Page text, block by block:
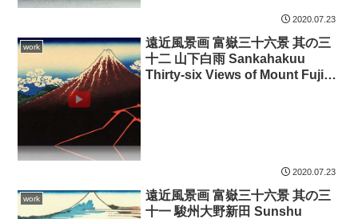
2020.07.23
work
遠近風景画 富嶽三十六景 其の三
十二 山下白雨 Sankahakuu
Thirty-six Views of Mount Fuji
2020.07.23
work
遠近風景画 富嶽三十六景 其の三
十一 駿州大野新田 Sunshu